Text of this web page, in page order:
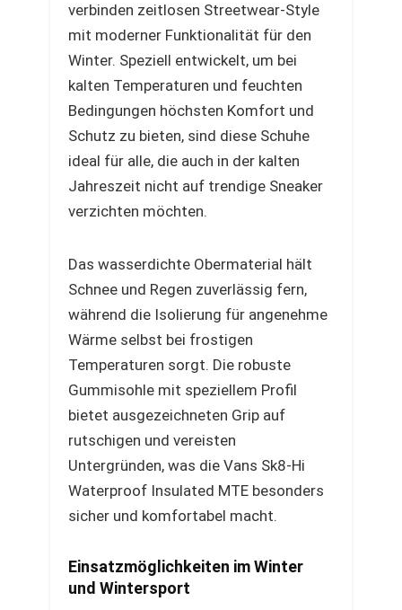
verbinden zeitlosen Streetwear-Style
mit moderner Funktionalität für den
Winter. Speziell entwickelt, um bei
kalten Temperaturen und feuchten
Bedingungen höchsten Komfort und
Schutz zu bieten, sind diese Schuhe
ideal für alle, die auch in der kalten
Jahreszeit nicht auf trendige Sneaker
verzichten möchten.
Das wasserdichte Obermaterial hält
Schnee und Regen zuverlässig fern,
während die Isolierung für angenehme
Wärme selbst bei frostigen
Temperaturen sorgt. Die robuste
Gummisohle mit speziellem Profil
bietet ausgezeichneten Grip auf
rutschigen und vereisten
Untergründen, was die Vans Sk8-Hi
Waterproof Insulated MTE besonders
sicher und komfortabel macht.
Einsatzmöglichkeiten im Winter
und Wintersport